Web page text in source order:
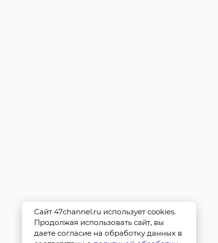
Сайт 47channel.ru использует cookies.
Продолжая использовать сайт, вы
даете согласие на обработку данных в